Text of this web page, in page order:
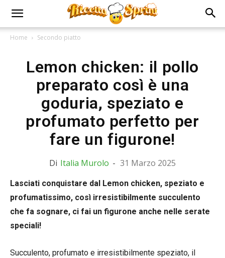
Home Secondo piatto
Lemon chicken: il pollo
preparato così è una
goduria, speziato e
profumato perfetto per
fare un figurone!
Di Italia Murolo - 31 Marzo 2025
Lasciati conquistare dal Lemon chicken, speziato e
profumatissimo, così irresistibilmente succulento
che fa sognare, ci fai un figurone anche nelle serate
speciali!
Succulento, profumato e irresistibilmente speziato, il